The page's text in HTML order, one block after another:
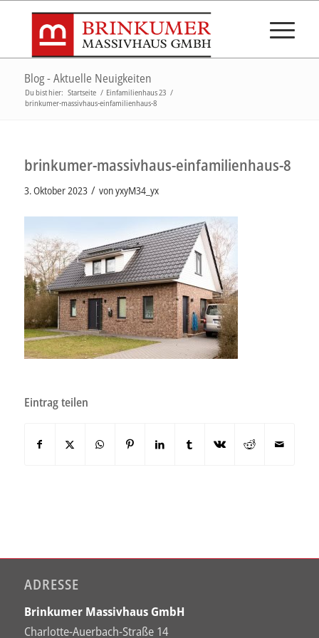
Blog - Aktuelle Neuigkeiten
Du bist hier: Startseite / Einfamilienhaus 23 /
brinkumer-massivhaus-einfamilienhaus-8
brinkumer-massivhaus-einfamilienhaus-8
3. Oktober 2023 / vonyxyM34_yx
Eintrag teilen
ADRESSE
Brinkumer Massivhaus GmbH
Charlotte-Auerbach-Straße 14